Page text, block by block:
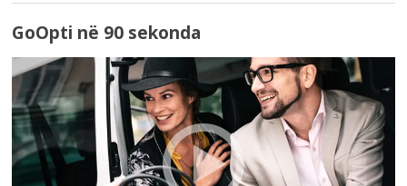
GoOpti në 90 sekonda